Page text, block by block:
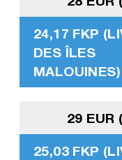
24,17 FKP
DES ÎLES
MALOUINES)
29 EUR
25,03 FKP